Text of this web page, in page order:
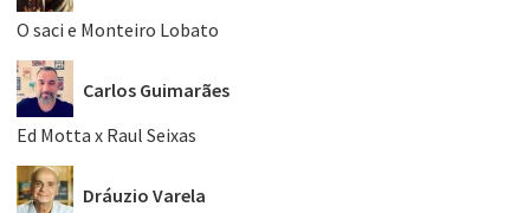
O saci e Monteiro Lobato
Carlos Guimarães
Ed Motta x Raul Seixas
Dráuzio Varela